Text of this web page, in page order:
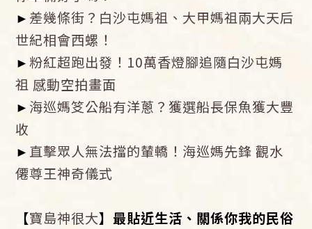
► 差幾條街？白沙屯媽祖、大甲媽祖兩大天后
世紀相會西螺！
►粉紅超跑出發！10萬香燈腳追隨白沙屯媽
祖 感動空拍畫面
► 海巡媽笅公船有洋蔥？獲選船長保魚獲大豐
收
► 直擊眾人無法擋的輦轎！海巡媽先鋒 觀水
僊尊王神奇儀式
【寶島神很大】最貼近生活、關係你我的民俗